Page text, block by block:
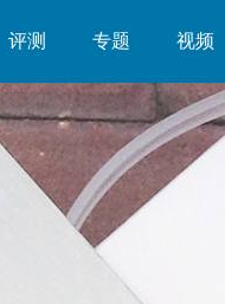
评测 专题 视频